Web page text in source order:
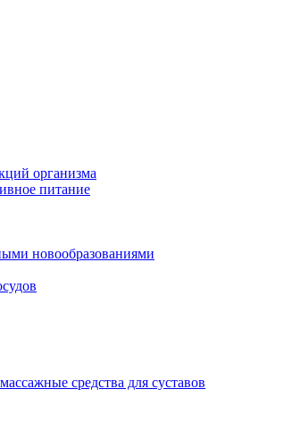
организма
питание
новообразованиями
средства для суставов